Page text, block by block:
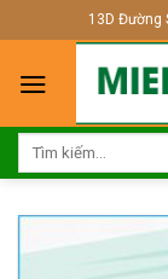
to
content
13D Đường
Tìm